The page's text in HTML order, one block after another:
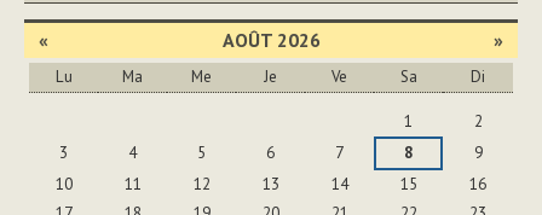
« AOÛT 2026 »
Lu Ma Me Je Ve Sa Di
1
2
3
4 5 6 7 8
9
10
11 12 13 14 15
16